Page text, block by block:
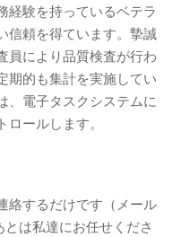
経験を持っているベテラ
信頼を得ています。摯誠
員により品質検査が行わ
期的も集計を実施してい
、電子タスクシステムに
ロールします。
絡するだけです（メール
とは私達にお任せくださ